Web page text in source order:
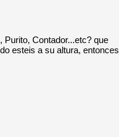
Purito, Contador...etc? que
esteis a su altura, entonces